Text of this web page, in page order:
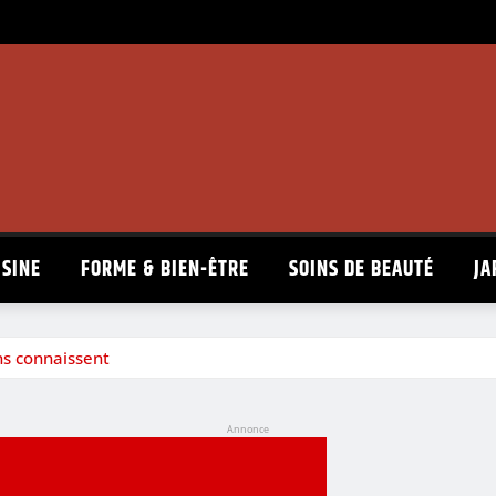
FORME & BIEN-ÊTRE SOINS DE BEAUTÉ
connaissent
Annonce